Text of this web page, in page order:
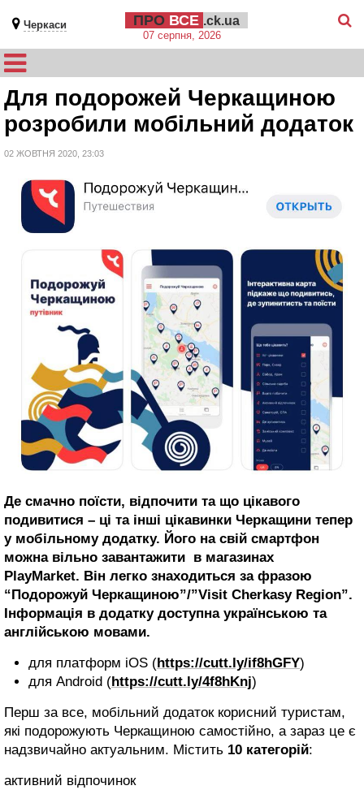
Черкаси ПРО ВСЕ .ck.ua
07 серпня, 2026
Для подорожей Черкащиною
розробили мобільний додаток
02 ЖОВТНЯ 2020, 23:03
Де смачно поїсти, відпочити та що цікавого
подивитися – ці та інші цікавинки Черкащини тепер
у мобільному додатку. Його на свій смартфон
можна вільно завантажити в магазинах
PlayMarket. Він легко знаходиться за фразою
“Подорожуй Черкащиною”/”Visit Cherkasy Region”.
Інформація в додатку доступна українською та
англійською мовами.
для платформ iOS (https://cutt.ly/if8hGFY)
для Android (https://cutt.ly/4f8hKnj)
Перш за все, мобільний додаток корисний туристам,
які подорожують Черкащиною самостійно, а зараз це є
надзвичайно актуальним. Містить 10 категорій:
активний відпочинок